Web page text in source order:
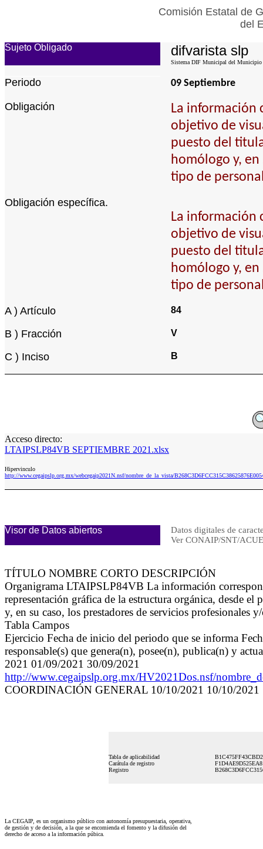
Comisión Estatal de
del
Sujeto Obligado difvarista slp
Sistema DIF Municipal del Municipio
Periodo 09 Septiembre
Obligación
La información
objetivo de
puesto del
homólogo y,
tipo de
Obligación específica.
La información
objetivo de
puesto del
homólogo y,
tipo de
A ) Artículo 84
B ) Fracción V
C ) Inciso B
Acceso directo:
LTAIPSLP84VB SEPTIEMBRE 2021.xlsx
Hipervinculo
http://www.cegaipslp.org.mx/webcegaip2021N.nsf/nombre_de_la_vista/
Visor de Datos abiertos
Datos digitales de
Ver CONAIP/SNT/
TÍTULO NOMBRE CORTO DESCRIPCIÓN
Organigrama LTAIPSLP84VB La información
representación gráfica de la estructura orgánica, desde
y, en su caso, los prestadores de servicios profesionales
Tabla Campos
Ejercicio Fecha de inicio del periodo que se informa
responsable(s) que genera(n), posee(n), publica(n) y
2021 01/09/2021 30/09/2021
http://www.cegaipslp.org.mx/HV2021Dos.nsf/
COORDINACIÓN GENERAL 10/10/2021 10/10/2021
Tabla de aplicabilidad
Carátula de registro
Registro
La CEGAIP, es un organismo público con autonomía presupuestaria, operativa,
de gestión y de decisión, a la que se encomienda el fomento y la difusión del
derecho de acceso a la información púbica.